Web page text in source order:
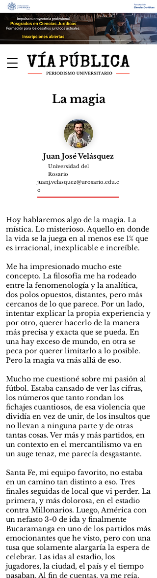
La magia
Juan José Velásquez
Universidad del
Rosario
juanj.velasquez@urosario.edu.c
o
Hoy hablaremos algo de la magia. La
mística. Lo misterioso. Aquello en donde
la vida se la juega en al menos ese 1% que
es irracional, inexplicable e increíble.
Me ha impresionado mucho este
concepto. La filosofía me ha rodeado
entre la fenomenología y la analítica,
dos polos opuestos, distantes, pero más
cercanos de lo que parece. Por un lado,
intentar explicar la propia experiencia y
por otro, querer hacerlo de la manera
más precisa y exacta que se pueda. En
una hay exceso de mundo, en otra se
peca por querer limitarlo a lo posible.
Pero la magia va más allá de eso.
Mucho me cuestioné sobre mi pasión al
fútbol. Estaba cansado de ver las cifras,
los números que tanto rondan los
fichajes cuantiosos, de esa violencia que
dividía en vez de unir, de los insultos que
no llevan a ninguna parte y de otras
tantas cosas. Ver más y más partidos, en
un contexto en el mercantilismo va en
un auge tenaz, me parecía desgastante.
Santa Fe, mi equipo favorito, no estaba
en un camino tan distinto a eso. Tres
finales seguidas de local que vi perder. La
primera, y más dolorosa, en el estadio
contra Millonarios. Luego, América con
un nefasto 3-0 de ida y finalmente
Bucaramanga en uno de los partidos más
emocionantes que he visto, pero con una
tusa que solamente alargaría la espera de
celebrar. Las idas al estadio, los
jugadores, la ciudad, el país y el tiempo
pasaban. Al fin de cuentas, ya me reía,